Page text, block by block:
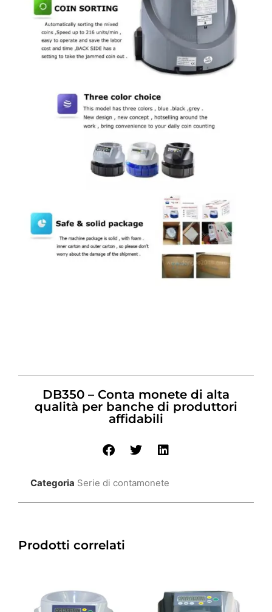
DB350 – Conta monete di alta
qualità per banche di produttori
affidabili
Categoria Serie di contamonete
Prodotti correlati